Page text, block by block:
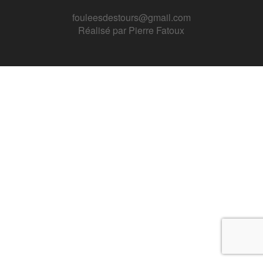
fouleesdestours@gmail.com
Réalisé par Pierre Fatoux